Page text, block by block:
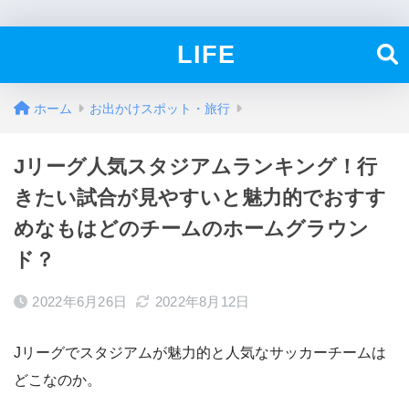
LIFE
ホーム お出かけスポット・旅行
Jリーグ人気スタジアムランキング！行
きたい試合が見やすいと魅力的でおすす
めなもはどのチームのホームグラウン
ド？
2022年6月26日 2022年8月12日
Jリーグでスタジアムが魅力的と人気なサッカーチームは
どこなのか。